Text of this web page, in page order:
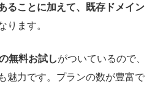
ることに加えて、既存ドメイン
ります。
無料お試しがついているので、
魅力です。プランの数が豊富で